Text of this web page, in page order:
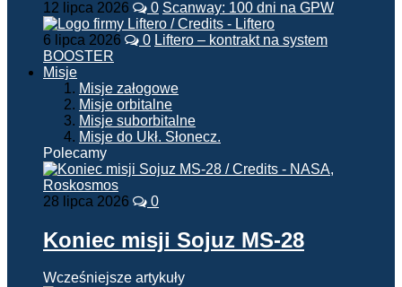
12 lipca 2026 0 Scanway: 100 dni na GPW
6 lipca 2026 0 Liftero – kontrakt na system
BOOSTER
Misje
Misje załogowe
Misje orbitalne
Misje suborbitalne
Misje do Ukł. Słonecz.
Polecamy
28 lipca 2026 0
Koniec misji Sojuz MS-28
Wcześniejsze artykuły